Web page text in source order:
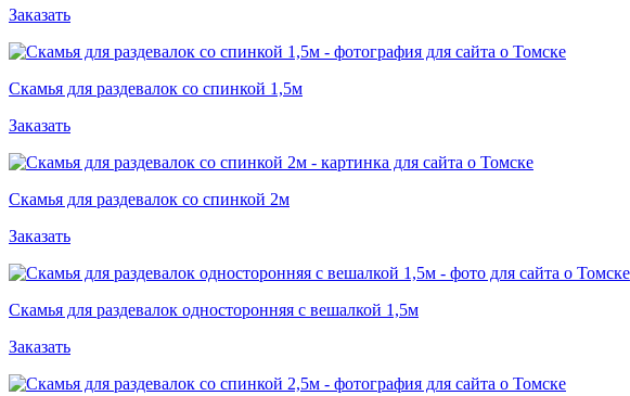
Заказать
Скамья для раздевалок со спинкой 1,5м
Заказать
Скамья для раздевалок со спинкой 2м
Заказать
Скамья для раздевалок односторонняя с вешалкой 1,5м
Заказать